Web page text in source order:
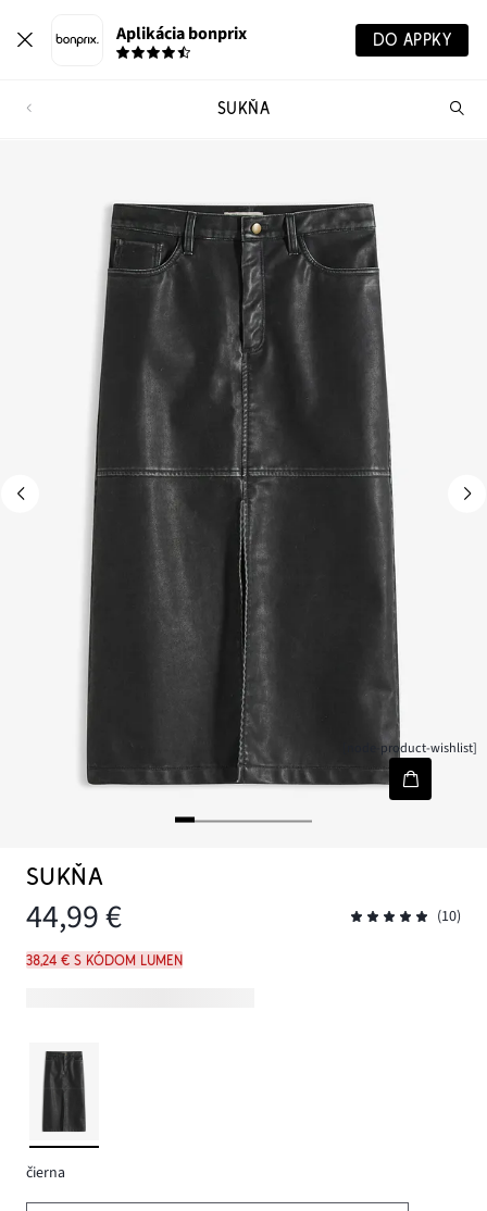
Aplikácia bonprix DO APPKY
SUKŇA
[node-product-wishlist]
SUKŇA
44,99 € (10)
38,24 € s kódom LUMEN
čierna